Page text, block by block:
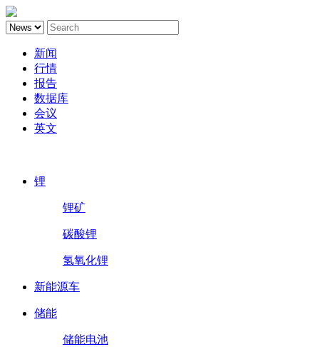
新闻
行情
报告
数据库
会议
英文
锂
锂矿
碳酸锂
氢氧化锂
新能源车
储能
储能电池